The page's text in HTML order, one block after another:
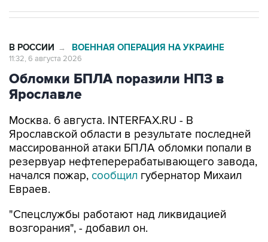
В РОССИИ → ВОЕННАЯ ОПЕРАЦИЯ НА УКРАИНЕ
11:32, 6 августа 2026
Обломки БПЛА поразили НПЗ в
Ярославле
Москва. 6 августа. INTERFAX.RU - В
Ярославской области в результате последней
массированной атаки БПЛА обломки попали в
резервуар нефтеперерабатывающего завода,
начался пожар, сообщил губернатор Михаил
Евраев.
"Спецслужбы работают над ликвидацией
возгорания", - добавил он.